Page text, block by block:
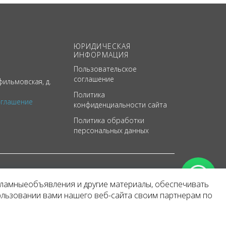
д.
ЮРИДИЧЕСКАЯ
ИНФОРМАЦИЯ
Пользовательское
соглашение
Политика
конфиденциальности сайта
Политика обработки
персональных данных
и другие материалы, обеспечивать
вами нашего веб-сайта своим партнерам по